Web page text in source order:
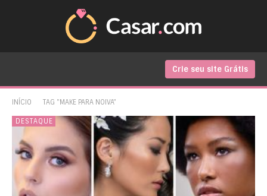
Crie seu site Grátis
INÍCIO TAG "MAKE PARA NOIVA"
DESTAQUE